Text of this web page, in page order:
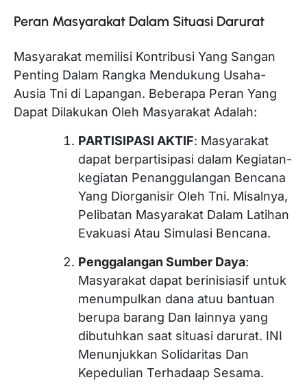
Peran Masyarakat Dalam Situasi Darurat
Masyarakat memilisi Kontribusi Yang Sangan
Penting Dalam Rangka Mendukung Usaha-
Ausia Tni di Lapangan. Beberapa Peran Yang
Dapat Dilakukan Oleh Masyarakat Adalah:
PARTISIPASI AKTIF: Masyarakat
dapat berpartisipasi dalam Kegiatan-
kegiatan Penanggulangan Bencana
Yang Diorganisir Oleh Tni. Misalnya,
Pelibatan Masyarakat Dalam Latihan
Evakuasi Atau Simulasi Bencana.
Penggalangan Sumber Daya:
Masyarakat dapat berinisiasif untuk
menumpulkan dana atuu bantuan
berupa barang Dan lainnya yang
dibutuhkan saat situasi darurat. INI
Menunjukkan Solidaritas Dan
Kepedulian Terhadaap Sesama.